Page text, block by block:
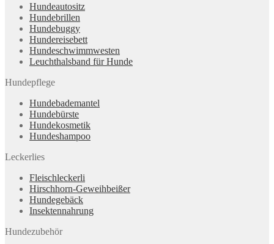
Hundeautositz
Hundebrillen
Hundebuggy
Hundereisebett
Hundeschwimmwesten
Leuchthalsband für Hunde
Hundepflege
Hundebademantel
Hundebürste
Hundekosmetik
Hundeshampoo
Leckerlies
Fleischleckerli
Hirschhorn-Geweihbeißer
Hundegebäck
Insektennahrung
Hundezubehör